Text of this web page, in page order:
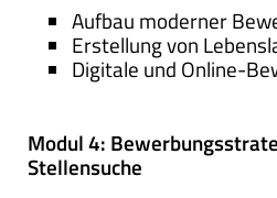
Aufbau moderner
Erstellung von
Digitale und Online-
Modul 4:
Stellensuche